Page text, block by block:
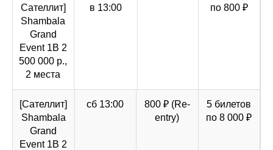
Cателлит]
Shambala
Grand
Event 1B 2
500 000 р.,
2 места
в 13:00
по 800 ₽
[Сателлит]
Shambala
Grand
Event 1B 2
сб 13:00
800 ₽ (Re-
entry)
5 билетов
по 8 000 ₽